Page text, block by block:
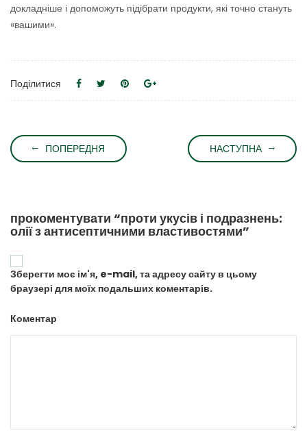
докладніше і допоможуть підібрати продукти, які точно стануть
«вашими».
Поділитися
ПОПЕРЕДНЯ НАСТУПНА
прокоментувати “проти укусів і подразнень:
олії з антисептичними властивостями”
Зберегти моє ім'я, e-mail, та адресу сайту в цьому
браузері для моїх подальших коментарів.
Коментар